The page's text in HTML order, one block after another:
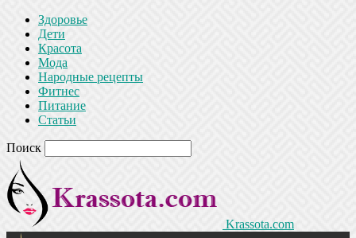
Здоровье
Дети
Красота
Мода
Народные рецепты
Фитнес
Питание
Статьи
Поиск
Krassota.com